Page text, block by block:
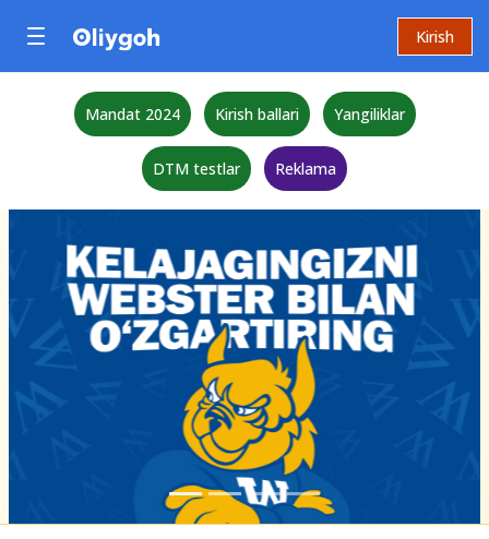
Kirish
Mandat 2024 Kirish ballari Yangiliklar
DTM testlar Reklama